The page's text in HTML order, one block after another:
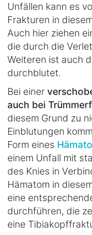
Unfällen kann es
Frakturen in
Auch hier ziehen
die durch die
Weiteren ist auch
durchblutet.
Bei einer
auch bei
diesem Grund zu
Einblutungen
Form eines
einem Unfall mit
des Knies in
Hämatom in
eine
durchführen, die
eine